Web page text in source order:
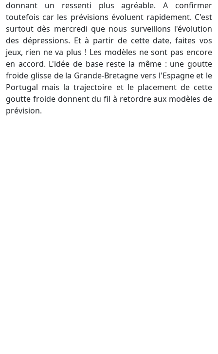
donnant un ressenti plus agréable. A confirmer
toutefois car les prévisions évoluent rapidement. C'est
surtout dès mercredi que nous surveillons l'évolution
des dépressions. Et à partir de cette date, faites vos
jeux, rien ne va plus ! Les modèles ne sont pas encore
en accord. L'idée de base reste la même : une goutte
froide glisse de la Grande-Bretagne vers l'Espagne et le
Portugal mais la trajectoire et le placement de cette
goutte froide donnent du fil à retordre aux modèles de
prévision.